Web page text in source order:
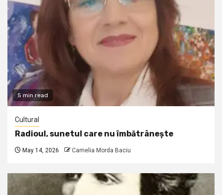
5 min read
Cultural
Radioul, sunetul care nu îmbătrânește
May 14, 2026 Camelia Morda Baciu